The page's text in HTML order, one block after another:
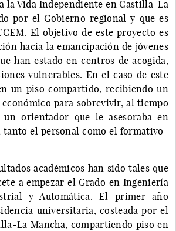
la Vida Independiente en Castilla-La
por el Gobierno regional y que es
El objetivo de este proyecto es
hacia la emancipación de jóvenes
han estado en centros de acogida,
vulnerables. En el caso de este
un piso compartido, recibiendo un
para sobrevivir, al tiempo
orientador que le asesoraba en
el personal como el formativo-
académicos han sido tales que
a empezar el Grado en Ingeniería
y Automática. El primer año
universitaria, costeada por el
La Mancha, compartiendo piso en